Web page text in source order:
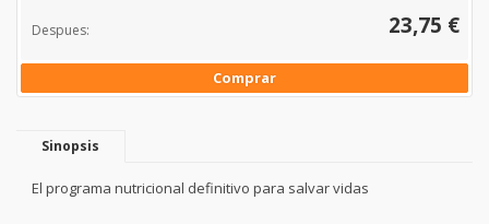
Despues: 23,75 €
Comprar
Sinopsis
El programa nutricional definitivo para salvar vidas